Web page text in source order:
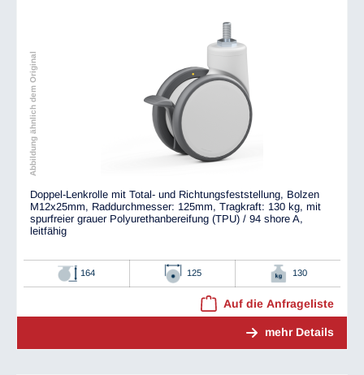
Abbildung ähnlich dem Original
Doppel-Lenkrolle mit Total- und Richtungsfeststellung, Bolzen
M12x25mm, Raddurchmesser: 125mm, Tragkraft: 130 kg, mit
spurfreier grauer Polyurethanbereifung (TPU) / 94 shore A,
leitfähig
164 125 130
Auf die Anfrageliste
mehr Details